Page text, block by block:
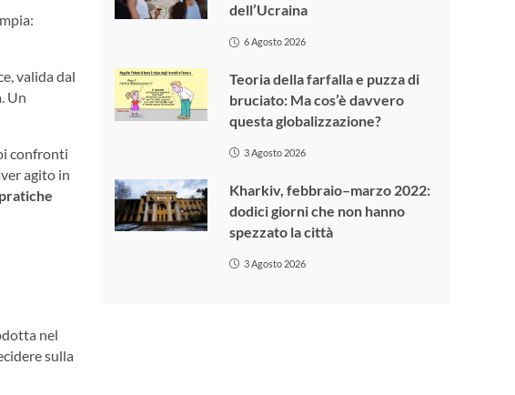
valida dal
Un
confronti
agito in
nel
sulla
dell’Ucraina
6 Agosto 2026
Teoria della farfalla e puzza di
bruciato: Ma cos’è davvero
questa globalizzazione?
3 Agosto 2026
Kharkiv, febbraio–marzo 2022:
dodici giorni che non hanno
spezzato la città
3 Agosto 2026